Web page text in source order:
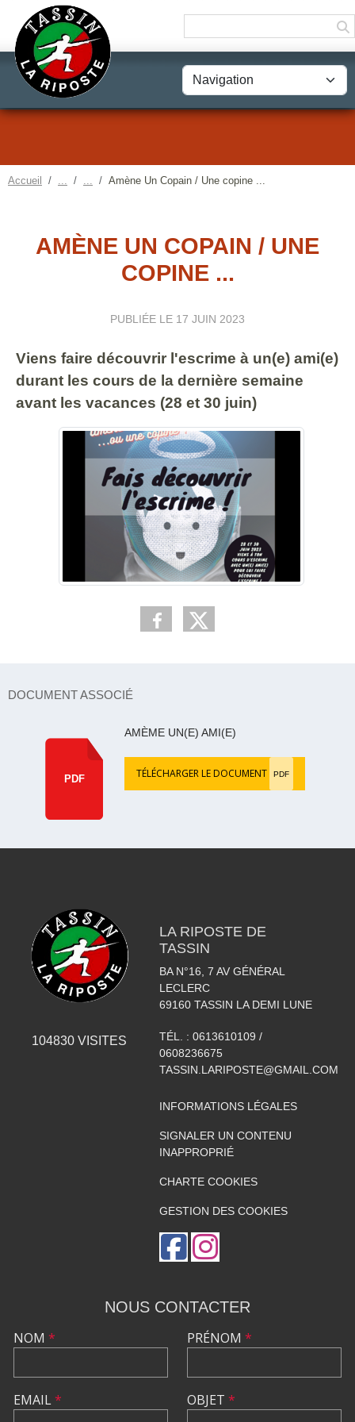
Accueil Amène Un Copain / Une copine ...
AMÈNE UN COPAIN / UNE
COPINE ...
PUBLIÉE LE 17 JUIN 2023
Viens faire découvrir l'escrime à un(e) ami(e)
durant les cours de la dernière semaine
avant les vacances (28 et 30 juin)
DOCUMENT ASSOCIÉ
PDF
AMÈME UN(E) AMI(E)
TÉLÉCHARGER LE DOCUMENT PDF
104830 VISITES
LA RIPOSTE DE
TASSIN
BA N°16, 7 AV GÉNÉRAL
LECLERC
69160 TASSIN LA DEMI LUNE
TÉL. : 0613610109 /
0608236675
TASSIN.LARIPOSTE@GMAIL.COM
INFORMATIONS LÉGALES
SIGNALER UN CONTENU
INAPPROPRIÉ
CHARTE COOKIES
GESTION DES COOKIES
NOUS CONTACTER
NOM *
EMAIL*
PRÉNOM *
OBJET *
Panneau de gestion des cookies